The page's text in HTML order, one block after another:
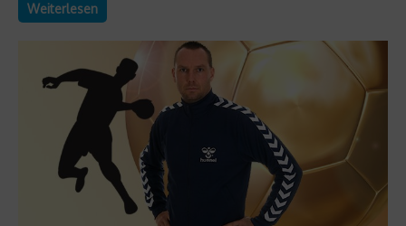
Weiterlesen